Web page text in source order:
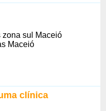
sul Maceió
Maceió
clínica